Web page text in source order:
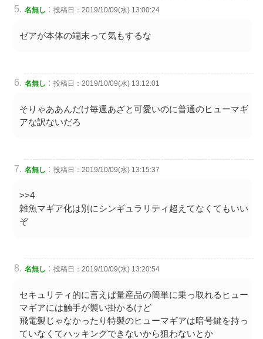
名無し : 投稿日：2019/10/09(水) 13:00:24
ゼアが本体の端末って気もするな
名無し : 投稿日：2019/10/09(水) 13:12:01
そりゃああんだけ毎週あざと可愛いのに普通のヒューマギ
アな訳ないだろ
名無し : 投稿日：2019/10/09(水) 13:15:37
>>4
雑魚マギア化は別にシンギュラリティ超えてなくてもいい
ぞ
名無し : 投稿日：2019/10/09(水) 13:20:54
セキュリティ的に言えば量産品の簡単に乗っ取れるヒュー
マギアには触手が襲い掛かるけど
飛電製じゃなかったり特製のヒューマギアは暗号鍵を持っ
ていなくてハッキングできないから狙わないとか